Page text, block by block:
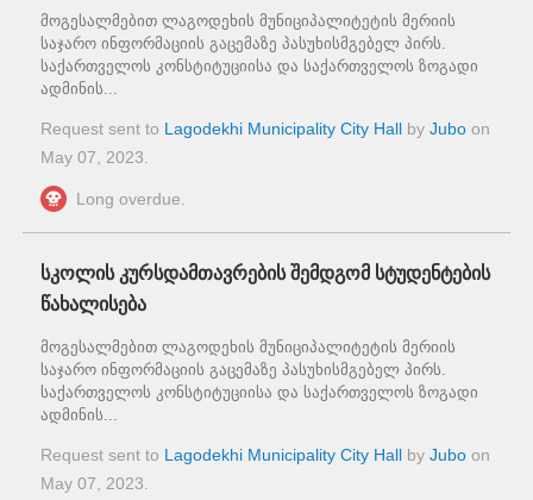
მოგესალმებით ლაგოდეხის მუნიციპალიტეტის მერიის
საჯარო ინფორმაციის გაცემაზე პასუხისმგებელ პირს.
საქართველოს კონსტიტუციისა და საქართველოს ზოგადი
ადმინის...
Request sent to Lagodekhi Municipality City Hall by Jubo on
May 07, 2023
Long overdue.
სკოლის კურსდამთავრების შემდგომ სტუდენტების
წახალისება
მოგესალმებით ლაგოდეხის მუნიციპალიტეტის მერიის
საჯარო ინფორმაციის გაცემაზე პასუხისმგებელ პირს.
საქართველოს კონსტიტუციისა და საქართველოს ზოგადი
ადმინის...
Request sent to Lagodekhi Municipality City Hall by Jubo on
May 07, 2023